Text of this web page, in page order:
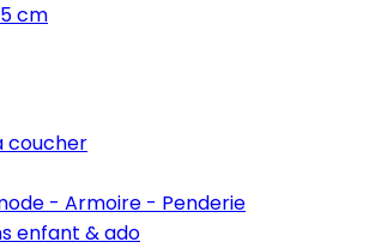
cm
coucher
- Armoire - Penderie
enfant & ado